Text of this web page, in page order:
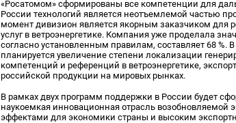
«Росатомом» сформированы все компетенции для
России технологий является неотъемлемой частью
момент дивизион является якорным заказчиком
услуг в ветроэнергетике. Компания уже проделала
согласно установленным правилам, составляет 68
планируется увеличение степени локализации
компетенций и референций в ветроэнергетике,
российской продукции на мировых рынках.
В рамках двух программ поддержки в России будет
наукоемкая инновационная отрасль
эффектами для экономики страны и высоким